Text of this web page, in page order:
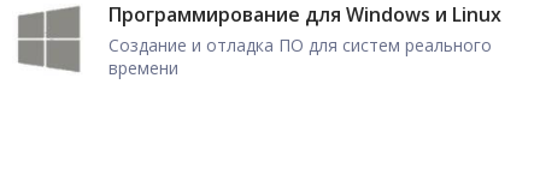
Программирование для Windows и Linux
Создание и отладка ПО для систем реального
времени